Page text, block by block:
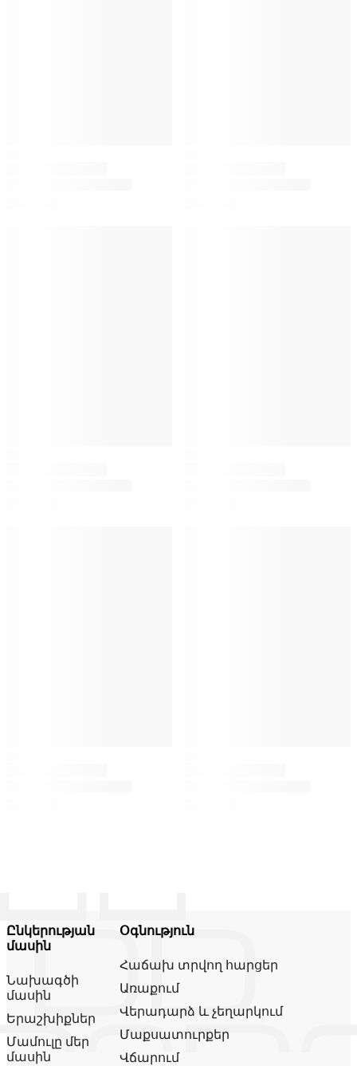
Ընկերության
մասին
Նախագծի
մասին
Երաշխիքներ
Մամուլը մեր
մասին
Օգնություն
Հաճախ տրվող հարցեր
Առաքում
Վերադարձ և չեղարկում
Մաքսատուրքեր
Վճարում